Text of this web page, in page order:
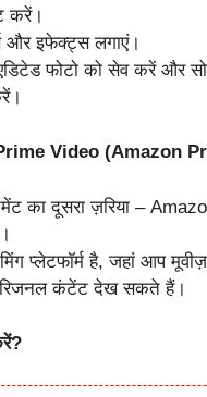
करें।
और इफेक्ट्स लगाएं।
फोटो को सेव करें और
Video (Amazon
का दूसरा ज़रिया –
प्लेटफॉर्म है, जहां आप
कंटेंट देख सकते हैं।